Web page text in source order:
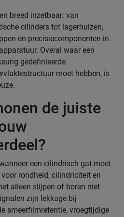
breed inzetbaar: van
cilinders tot lagerhuizen,
en precisiecomponenten in
Overal waar een
gedefinieerde
moet hebben, is
de juiste
een cilindrisch gat moet
rondheid, cilindriciteit en
alleen slijpen of boren niet
zijn lekkage bij
smeerfilmretentie, vroegtijdige